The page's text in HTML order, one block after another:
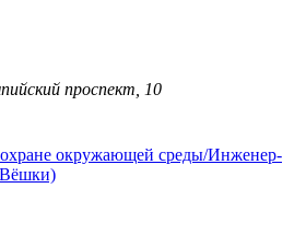
проспект, 10
окружающей среды/Инженер-
Вёшки)